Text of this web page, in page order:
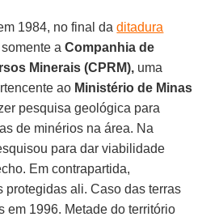
1984, no final daditadura
somente aCompanhia de
Minerais (CPRM), uma
ao Ministério de Minas
pesquisa geológica para
de minérios na área. Na
para dar viabilidade
Em contrapartida,
protegidas ali. Caso das terras
em 1996. Metade do território